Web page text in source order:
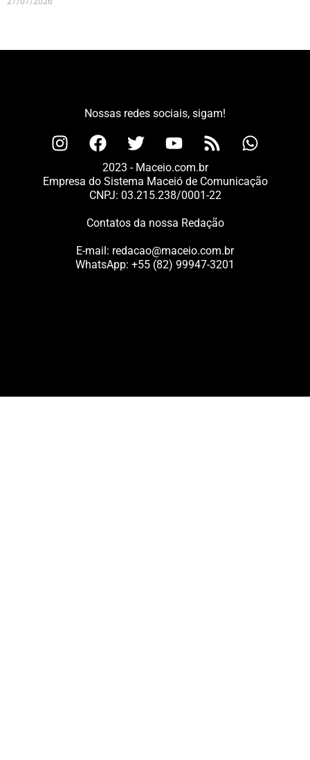
Nossas redes sociais, sigam!
2023 - Maceio.com.br
Empresa do Sistema Maceió de Comunicação
CNPJ: 03.215.238/0001-22
Contatos da nossa Redação
E-mail: redacao@maceio.com.br
WhatsApp: +55 (82) 99947-3201